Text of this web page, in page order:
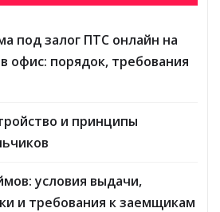
под залог ПТС онлайн на
офис: порядок, требования
и принципы
условия выдачи,
и требования к заемщикам